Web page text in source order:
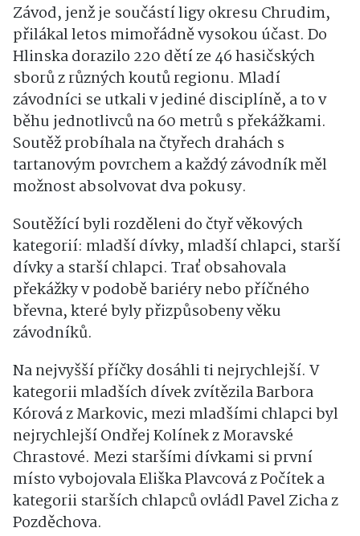
Závod, jenž je součástí ligy okresu Chrudim,
přilákal letos mimořádně vysokou účast. Do
Hlinska dorazilo 220 dětí ze 46 hasičských
sborů z různých koutů regionu. Mladí
závodníci se utkali v jediné disciplíně, a to v
běhu jednotlivců na 60 metrů s překážkami.
Soutěž probíhala na čtyřech drahách s
tartanovým povrchem a každý závodník měl
možnost absolvovat dva pokusy.
Soutěžící byli rozděleni do čtyř věkových
kategorií: mladší dívky, mladší chlapci, starší
dívky a starší chlapci. Trať obsahovala
překážky v podobě bariéry nebo příčného
břevna, které byly přizpůsobeny věku
závodníků.
Na nejvyšší příčky dosáhli ti nejrychlejší. V
kategorii mladších dívek zvítězila Barbora
Kórová z Markovic, mezi mladšími chlapci byl
nejrychlejší Ondřej Kolínek z Moravské
Chrastové. Mezi staršími dívkami si první
místo vybojovala Eliška Plavcová z Počítek a
kategorii starších chlapců ovládl Pavel Zicha z
Pozděchova.